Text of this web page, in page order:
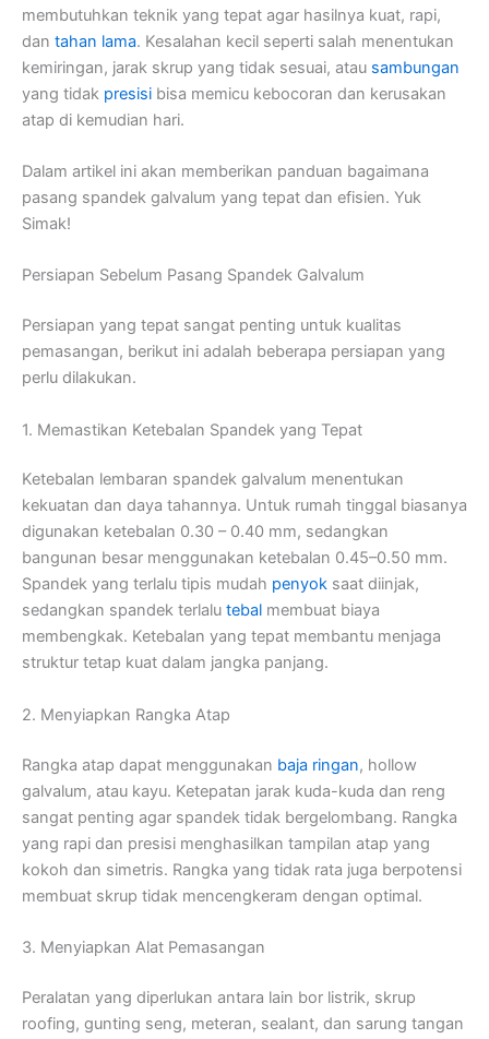
membutuhkan teknik yang tepat agar hasilnya kuat, rapi,
dan tahan lama. Kesalahan kecil seperti salah menentukan
kemiringan, jarak skrup yang tidak sesuai, atau sambungan
yang tidak presisi bisa memicu kebocoran dan kerusakan
atap di kemudian hari.
Dalam artikel ini akan memberikan panduan bagaimana
pasang spandek galvalum yang tepat dan efisien. Yuk
Simak!
Persiapan Sebelum Pasang Spandek Galvalum
Persiapan yang tepat sangat penting untuk kualitas
pemasangan, berikut ini adalah beberapa persiapan yang
perlu dilakukan.
1. Memastikan Ketebalan Spandek yang Tepat
Ketebalan lembaran spandek galvalum menentukan
kekuatan dan daya tahannya. Untuk rumah tinggal biasanya
digunakan ketebalan 0.30 – 0.40 mm, sedangkan
bangunan besar menggunakan ketebalan 0.45–0.50 mm.
Spandek yang terlalu tipis mudah penyok saat diinjak,
sedangkan spandek terlalu tebal membuat biaya
membengkak. Ketebalan yang tepat membantu menjaga
struktur tetap kuat dalam jangka panjang.
2. Menyiapkan Rangka Atap
Rangka atap dapat menggunakan baja ringan, hollow
galvalum, atau kayu. Ketepatan jarak kuda-kuda dan reng
sangat penting agar spandek tidak bergelombang. Rangka
yang rapi dan presisi menghasilkan tampilan atap yang
kokoh dan simetris. Rangka yang tidak rata juga berpotensi
membuat skrup tidak mencengkeram dengan optimal.
3. Menyiapkan Alat Pemasangan
Peralatan yang diperlukan antara lain bor listrik, skrup
roofing, gunting seng, meteran, sealant, dan sarung tangan